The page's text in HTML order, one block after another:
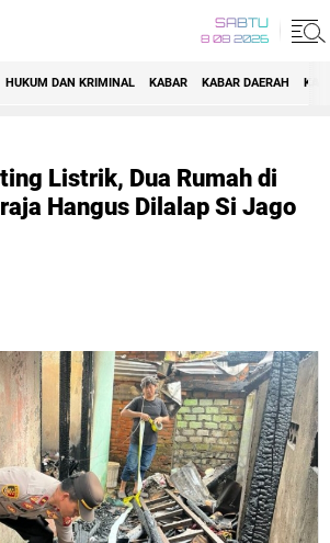
SABTU
8 08 2026
HUKUM DAN KRIMINAL KABAR KABAR DAERAH
Listrik, Dua Rumah di
Hangus Dilalap Si Jago